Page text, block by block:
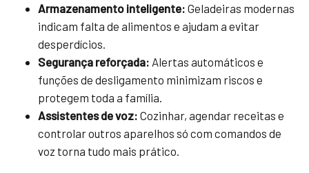
Armazenamento inteligente: Geladeiras modernas
indicam falta de alimentos e ajudam a evitar
desperdícios.
Segurança reforçada: Alertas automáticos e
funções de desligamento minimizam riscos e
protegem toda a família.
Assistentes de voz: Cozinhar, agendar receitas e
controlar outros aparelhos só com comandos de
voz torna tudo mais prático.